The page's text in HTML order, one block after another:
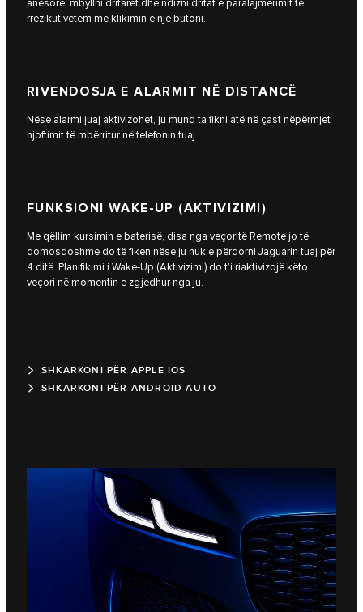
anësore, mbyllni dritaret dhe ndizni dritat e paralajmërimit të
rrezikut vetëm me klikimin e një butoni.
RIVENDOSJA E ALARMIT NË DISTANCË
Nëse alarmi juaj aktivizohet, ju mund ta fikni atë në çast nëpërmjet
njoftimit të mbërritur në telefonin tuaj.
FUNKSIONI WAKE-UP (AKTIVIZIMI)
Me qëllim kursimin e baterisë, disa nga veçoritë Remote jo të
domosdoshme do të fiken nëse ju nuk e përdorni Jaguarin tuaj për
4 ditë. Planifikimi i Wake-Up (Aktivizimi) do t’i riaktivizojë këto
veçori në momentin e zgjedhur nga ju.
SHKARKONI PËR APPLE IOS
SHKARKONI PËR ANDROID AUTO